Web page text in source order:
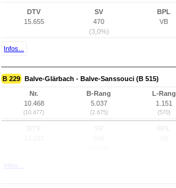
DTV
15.655
SV
470
(3,0%)
BPL
VB
Infos...
B 229 Balve-Glärbach - Balve-Sanssouci (B 515)
Nr.
10.468
(10.477)
B-Rang
5.037
(2.675)
L-Rang
1.151
(570)
Infos...